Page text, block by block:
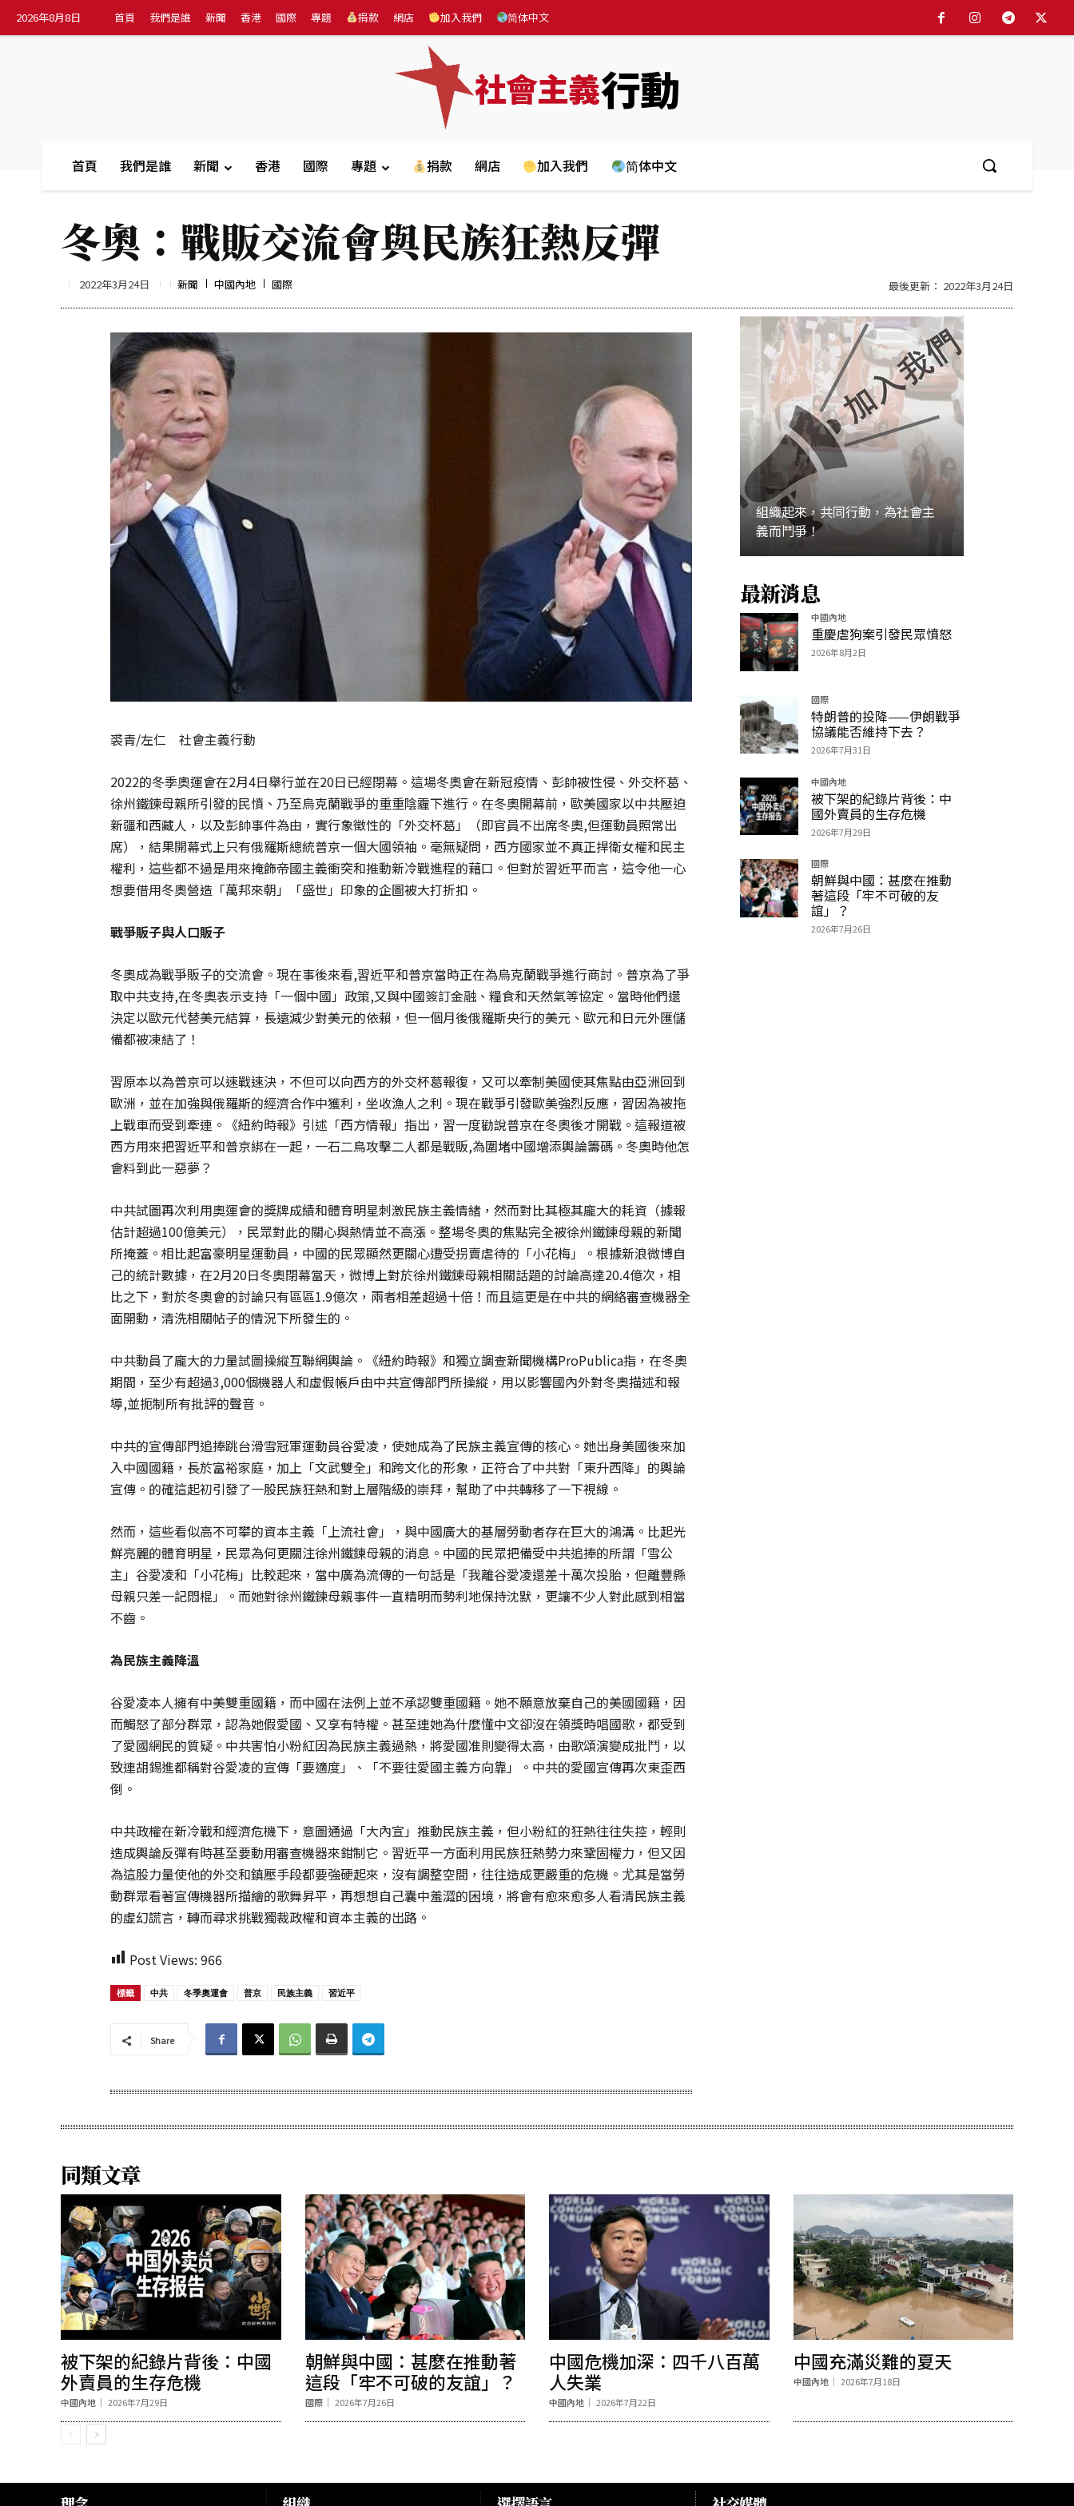
2026年8月8日 首頁 我們是誰 新聞 香港 國際 專題 捐款 網店 加入我們 简体中文
社會主義行動
首頁 我們是誰 新聞 香港 國際 專題 捐款 網店 加入我們 简体中文
冬奧：戰販交流會與民族狂熱反彈
2022年3月24日 最後更新： 2022年3月24日
新聞 中國內地 國際
裘青/左仁 社會主義行動
2022的冬季奧運會在2月4日舉行並在20日已經閉幕。這場冬奧會在新冠疫情、彭帥被性侵、外交杯葛、
徐州鐵鍊母親所引發的民憤、乃至烏克蘭戰爭的重重陰霾下進行。在冬奧開幕前，歐美國家以中共壓迫
新疆和西藏人，以及彭帥事件為由，實行象徵性的「外交杯葛」（即官員不出席冬奧,但運動員照常出
席），結果開幕式上只有俄羅斯總統普京一個大國領袖。毫無疑問，西方國家並不真正捍衛女權和民主
權利，這些都不過是用來掩飾帝國主義衝突和推動新冷戰進程的藉口。但對於習近平而言，這令他一心
想要借用冬奧營造「萬邦來朝」「盛世」印象的企圖被大打折扣。
戰爭販子與人口販子
冬奧成為戰爭販子的交流會。現在事後來看,習近平和普京當時正在為烏克蘭戰爭進行商討。普京為了爭
取中共支持,在冬奧表示支持「一個中國」政策,又與中國簽訂金融、糧食和天然氣等協定。當時他們還
決定以歐元代替美元結算，長遠減少對美元的依賴，但一個月後俄羅斯央行的美元、歐元和日元外匯儲
備都被凍結了！
習原本以為普京可以速戰速決，不但可以向西方的外交杯葛報復，又可以牽制美國使其焦點由亞洲回到
歐洲，並在加強與俄羅斯的經濟合作中獲利，坐收漁人之利。現在戰爭引發歐美強烈反應，習因為被拖
上戰車而受到牽連。《紐約時報》引述「西方情報」指出，習一度勸說普京在冬奧後才開戰。這報道被
西方用來把習近平和普京綁在一起，一石二鳥攻擊二人都是戰販,為圍堵中國增添輿論籌碼。冬奧時他怎
會料到此一惡夢？
中共試圖再次利用奧運會的獎牌成績和體育明星刺激民族主義情緒，然而對比其極其龐大的耗資（據報
估計超過100億美元），民眾對此的關心與熱情並不高漲。整場冬奧的焦點完全被徐州鐵鍊母親的新聞
所掩蓋。相比起富豪明星運動員，中國的民眾顯然更關心遭受拐賣虐待的「小花梅」。根據新浪微博自
己的統計數據，在2月20日冬奧閉幕當天，微博上對於徐州鐵鍊母親相關話題的討論高達20.4億次，相
比之下，對於冬奧會的討論只有區區1.9億次，兩者相差超過十倍！而且這更是在中共的網絡審查機器全
面開動，清洗相關帖子的情況下所發生的。
中共動員了龐大的力量試圖操縱互聯網輿論。《紐約時報》和獨立調查新聞機構ProPublica指，在冬奧
期間，至少有超過3,000個機器人和虛假帳戶由中共宣傳部門所操縱，用以影響國內外對冬奧描述和報
導,並扼制所有批評的聲音。
中共的宣傳部門追捧跳台滑雪冠軍運動員谷愛凌，使她成為了民族主義宣傳的核心。她出身美國後來加
入中國國籍，長於富裕家庭，加上「文武雙全」和跨文化的形象，正符合了中共對「東升西降」的輿論
宣傳。的確這起初引發了一股民族狂熱和對上層階級的崇拜，幫助了中共轉移了一下視線。
然而，這些看似高不可攀的資本主義「上流社會」，與中國廣大的基層勞動者存在巨大的鴻溝。比起光
鮮亮麗的體育明星，民眾為何更關注徐州鐵鍊母親的消息。中國的民眾把備受中共追捧的所謂「雪公
主」谷愛凌和「小花梅」比較起來，當中廣為流傳的一句話是「我離谷愛凌還差十萬次投胎，但離豐縣
母親只差一記悶棍」。而她對徐州鐵鍊母親事件一直精明而勢利地保持沈默，更讓不少人對此感到相當
不齒。
為民族主義降溫
谷愛凌本人擁有中美雙重國籍，而中國在法例上並不承認雙重國籍。她不願意放棄自己的美國國籍，因
而觸怒了部分群眾，認為她假愛國、又享有特權。甚至連她為什麼懂中文卻沒在領獎時唱國歌，都受到
了愛國網民的質疑。中共害怕小粉紅因為民族主義過熱，將愛國准則變得太高，由歌頌演變成批鬥，以
致連胡錫進都稱對谷愛凌的宣傳「要適度」、「不要往愛國主義方向靠」。中共的愛國宣傳再次東歪西
倒。
中共政權在新冷戰和經濟危機下，意圖通過「大內宣」推動民族主義，但小粉紅的狂熱往往失控，輕則
造成輿論反彈有時甚至要動用審查機器來鉗制它。習近平一方面利用民族狂熱勢力來鞏固權力，但又因
為這股力量使他的外交和鎮壓手段都要強硬起來，沒有調整空間，往往造成更嚴重的危機。尤其是當勞
動群眾看著宣傳機器所描繪的歌舞昇平，再想想自己囊中羞澀的困境，將會有愈來愈多人看清民族主義
的虛幻謊言，轉而尋求挑戰獨裁政權和資本主義的出路。
Post Views: 966
標籤 中共 冬季奧運會 普京 民族主義 習近平
Share
組織起來，共同行動，為社會主
義而鬥爭！
加入
最新消息
中國內地
重慶虐狗案引發民眾憤怒
2026年8月2日
國際
特朗普的投降——伊朗戰爭
協議能否維持下去？
2026年7月31日
中國內地
被下架的紀錄片背後：中
國外賣員的生存危機
2026年7月29日
國際
朝鮮與中國：甚麼在推動
著這段「牢不可破的友
誼」？
2026年7月26日
同類文章
被下架的紀錄片背後：中國
外賣員的生存危機
中國內地 2026年7月29日
朝鮮與中國：甚麼在推動著
這段「牢不可破的友誼」？
國際 2026年7月26日
中國危機加深：四千八百萬
人失業
中國內地 2026年7月22日
中國充滿災難的夏天
中國內地 2026年7月18日